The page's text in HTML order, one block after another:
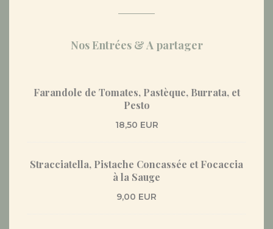
Nos Entrées & A partager
Farandole de Tomates, Pastèque, Burrata, et
Pesto
18,50 EUR
Stracciatella, Pistache Concassée et Focaccia
à la Sauge
9,00 EUR